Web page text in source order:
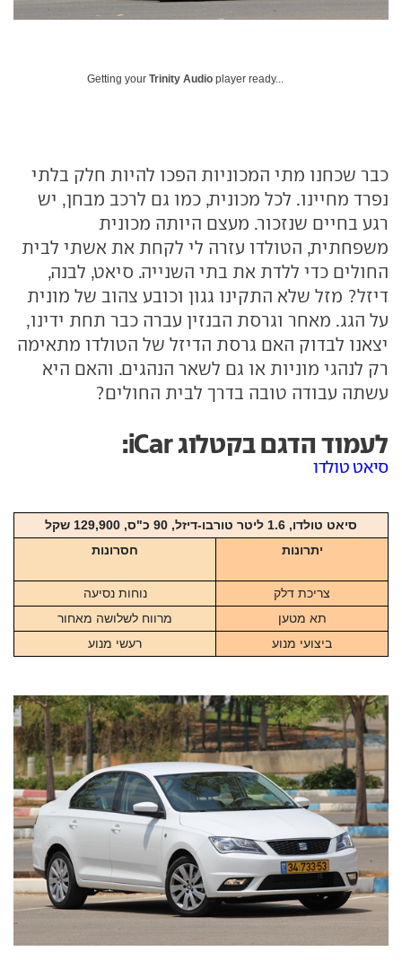
Getting your Trinity Audio player ready...
כבר שכחנו מתי המכוניות הפכו להיות חלק בלתי
נפרד מחיינו. לכל מכונית, כמו גם לרכב מבחן, יש
רגע בחיים שנזכור. מעצם היותה מכונית
משפחתית, הטולדו עזרה לי לקחת את אשתי לבית
החולים כדי ללדת את בתי השנייה. סיאט, לבנה,
דיזל? מזל שלא התקינו גגון וכובע צהוב של מונית
על הגג. מאחר וגרסת הבנזין עברה כבר תחת ידינו,
יצאנו לבדוק האם גרסת הדיזל של הטולדו מתאימה
רק לנהגי מוניות או גם לשאר הנהגים. והאם היא
עשתה עבודה טובה בדרך לבית החולים?
לעמוד הדגם בקטלוג iCar:
סיאט טולדו
סיאט טולדו, 1.6 ליטר טורבו-דיזל, 90 כ"ס, 129,900 שקל
יתרונות
חסרונות
צריכת דלק
נוחות נסיעה
תא מטען
מרווח לשלושה מאחור
ביצועי מנוע
רעשי מנוע